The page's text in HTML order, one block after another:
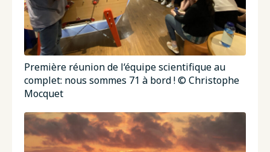
Première réunion de l‘équipe scientifique au
complet: nous sommes 71 à bord ! © Christophe
Mocquet